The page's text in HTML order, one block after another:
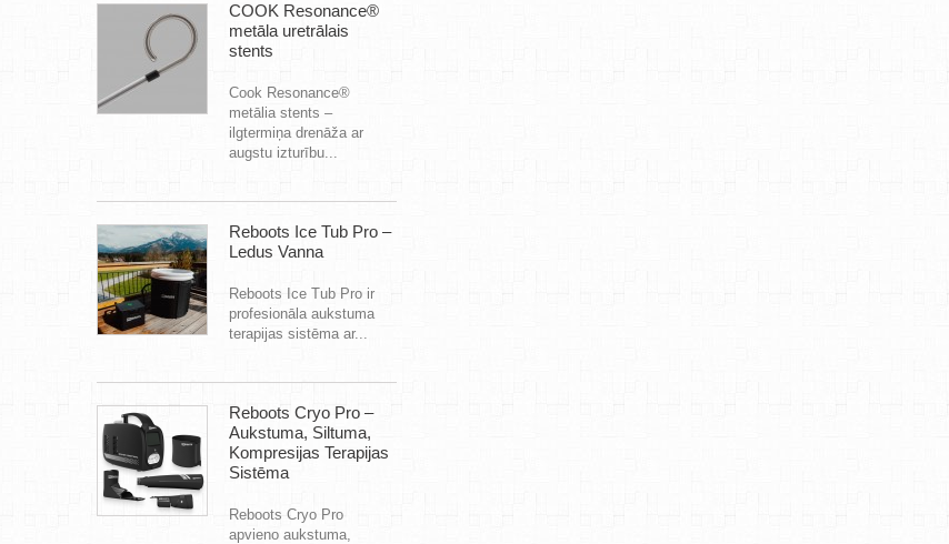
COOK Resonance®
metāla uretrālais
stents
Cook Resonance®
metālia stents –
ilgtermiņa drenāža ar
augstu izturību...
Reboots Ice Tub Pro –
Ledus Vanna
Reboots Ice Tub Pro ir
profesionāla aukstuma
terapijas sistēma ar...
Reboots Cryo Pro –
Aukstuma, Siltuma,
Kompresijas Terapijas
Sistēma
Reboots Cryo Pro
apvieno aukstuma,